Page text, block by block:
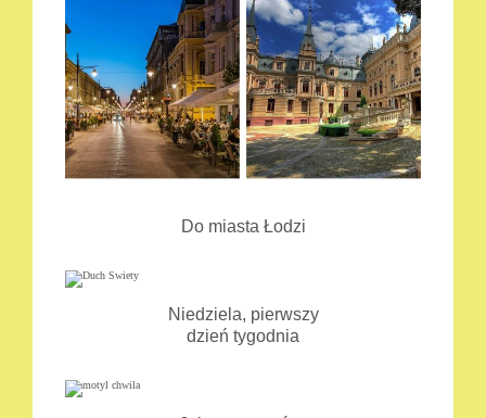
Do miasta Łodzi
Niedziela, pierwszy
dzień tygodnia